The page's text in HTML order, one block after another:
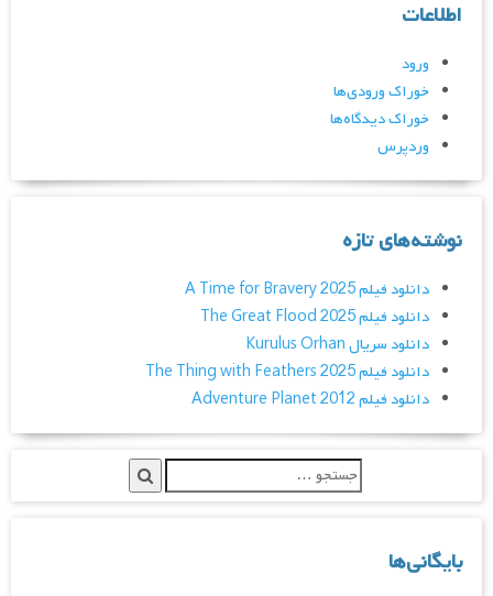
اطلاعات
ورود
خوراک ورودی‌ها
خوراک دیدگاه‌ها
وردپرس
نوشته‌های تازه
دانلود فیلم A Time for Bravery 2025
دانلود فیلم The Great Flood 2025
دانلود سریال Kurulus Orhan
دانلود فیلم The Thing with Feathers 2025
دانلود فیلم Adventure Planet 2012
بایگانی‌ها